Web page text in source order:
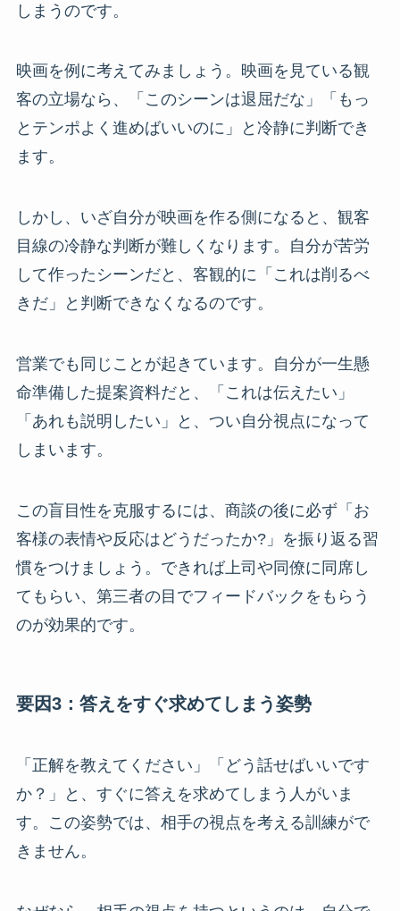
しまうのです。
映画を例に考えてみましょう。映画を見ている観
客の立場なら、「このシーンは退屈だな」「もっ
とテンポよく進めばいいのに」と冷静に判断でき
ます。
しかし、いざ自分が映画を作る側になると、観客
目線の冷静な判断が難しくなります。自分が苦労
して作ったシーンだと、客観的に「これは削るべ
きだ」と判断できなくなるのです。
営業でも同じことが起きています。自分が一生懸
命準備した提案資料だと、「これは伝えたい」
「あれも説明したい」と、つい自分視点になって
しまいます。
この盲目性を克服するには、商談の後に必ず「お
客様の表情や反応はどうだったか?」を振り返る習
慣をつけましょう。できれば上司や同僚に同席し
てもらい、第三者の目でフィードバックをもらう
のが効果的です。
要因3：答えをすぐ求めてしまう姿勢
「正解を教えてください」「どう話せばいいです
か？」と、すぐに答えを求めてしまう人がいま
す。この姿勢では、相手の視点を考える訓練がで
きません。